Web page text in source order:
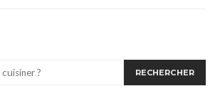
RECHERCHER